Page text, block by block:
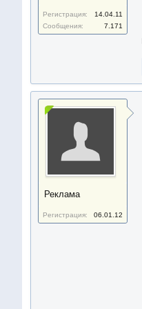
Регистрация:
14.04.11
Сообщения:
7.171
Реклама
Регистрация: 06.01.12